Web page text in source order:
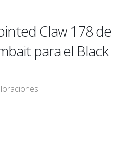
Claw 178 de
para el Black